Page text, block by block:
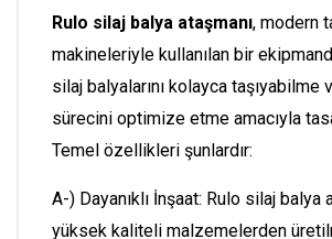
Rulo silaj balya ataşmanı, modern
makineleriyle kullanılan bir
silaj balyalarını kolayca taşıyabilme
sürecini optimize etme amacıyla
Temel özellikleri şunlardır:
A-) Dayanıklı İnşaat: Rulo silaj balya
yüksek kaliteli malzemelerden